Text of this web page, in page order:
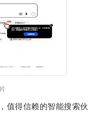
值得信赖的智能搜索伙